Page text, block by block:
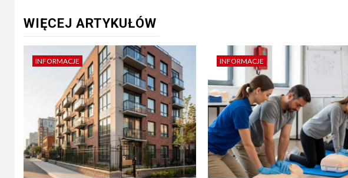
WIĘCEJ ARTYKUŁÓW
INFORMACJE INFORMACJE